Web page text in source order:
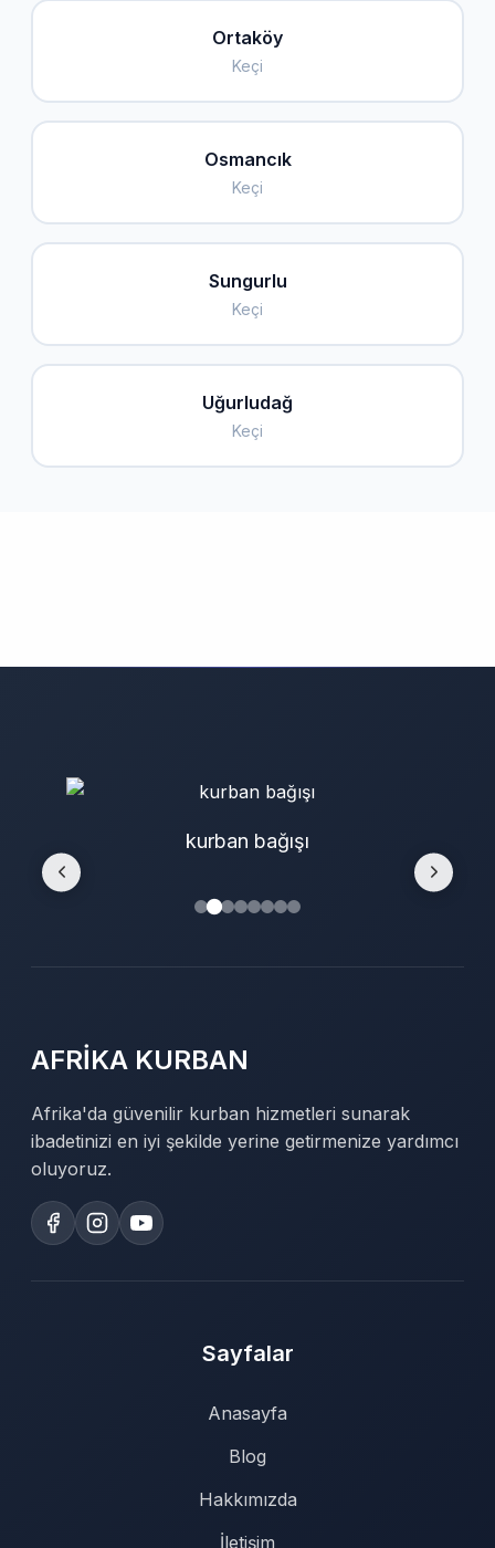
Ortaköy
Keçi
Osmancık
Keçi
Sungurlu
Keçi
Uğurludağ
Keçi
kurban bağışı
AFRİKA KURBAN
Afrika'da güvenilir kurban hizmetleri sunarak
ibadetinizi en iyi şekilde yerine getirmenize yardımcı
oluyoruz.
Sayfalar
Anasayfa
Blog
Hakkımızda
İletişim